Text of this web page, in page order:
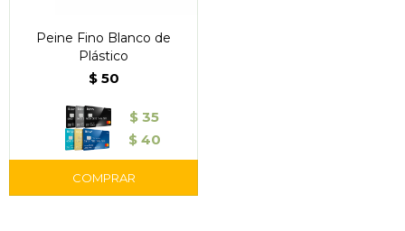
Peine Fino Blanco de
Plástico
$ 50
$ 35
$ 40